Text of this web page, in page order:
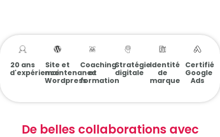
20 ans
d'expérience
Site et
maintenance
Wordpress
Coaching
et
formation
Stratégie
digitale
Identité
de
marque
Certifié
Google
Ads
De belles collaborations avec